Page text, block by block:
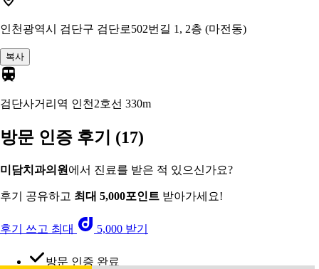
인천광역시 검단구 검단로502번길 1, 2층 (마전동)
복사
검단사거리역 인천2호선 330m
방문 인증 후기 (17)
미담치과의원 에서 진료를 받은 적 있으신가요?
후기 공유하고 최대 5,000포인트 받아가세요!
후기 쓰고 최대 5,000 받기
방문 인증 완료